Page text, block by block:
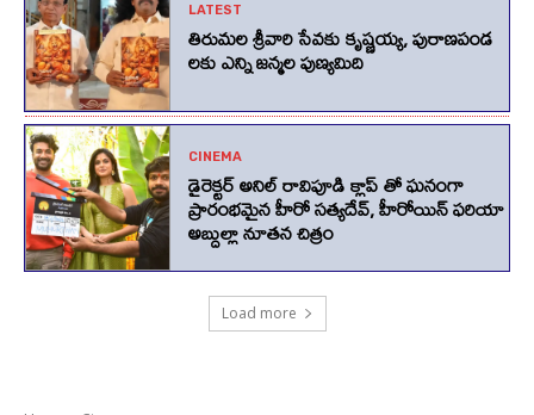
LATEST
తిరుమల శ్రీవారి సేవకు కృష్ణయ్య, పురాణపండ
లకు ఎన్ని జన్మల పుణ్యమిది
CINEMA
డైరెక్టర్ అనిల్ రావిపూడి క్లాప్ తో ఘనంగా
ప్రారంభమైన హీరో సత్యదేవ్, హీరోయిన్ ఫరియా
అబ్దుల్లా నూతన చిత్రం
Load more